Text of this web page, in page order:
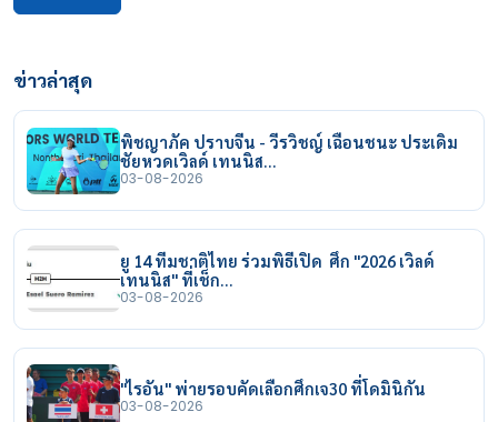
ข่าวล่าสุด
พิชญาภัค ปราบจีน - วีรวิชญ์ เฉือนชนะ ประเดิม
ชัยหวดเวิลด์ เทนนิส…
03-08-2026
ยู 14 ทีมชาติไทย ร่วมพิธีเปิด ศึก "2026 เวิลด์
เทนนิส" ที่เช็ก…
03-08-2026
"ไรอัน" พ่ายรอบคัดเลือกศึกเจ30 ที่โดมินิกัน
03-08-2026